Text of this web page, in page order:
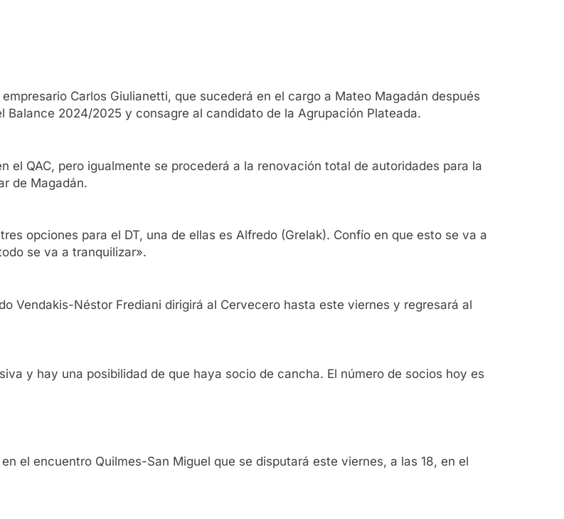
Carlos Giulianetti, que sucederá en el cargo a Mateo Magadán después
Balance 2024/2025 y consagre al candidato de la Agrupación Plateada.
el QAC, pero igualmente se procederá a la renovación total de autoridades para la
de Magadán.
opciones para el DT, una de ellas es Alfredo (Grelak). Confío en que esto se va a
se va a tranquilizar».
Vendakis-Néstor Frediani dirigirá al Cervecero hasta este viernes y regresará al
y hay una posibilidad de que haya socio de cancha. El número de socios hoy es
el encuentro Quilmes-San Miguel que se disputará este viernes, a las 18, en el